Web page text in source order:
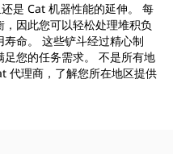
是 Cat 机器性能的延伸。 每
因此您可以轻松处理堆积负
命。 这些铲斗经过精心制
您的任务需求。 不是所有地
代理商，了解您所在地区提供